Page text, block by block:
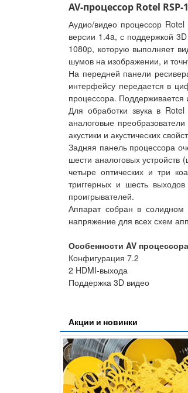
AV-процессор Rotel
Аудио/видео процессор
версии 1.4a, с поддержкой
1080p, которую выполняет
шумов на изображении, и
На передней панели
интерфейсу передается в
процессора.
Для обработки звука в
аналоговые
акустики и акустических
Задняя панель процессора
шести аналоговых
четыре оптических и три
триггерных и шесть
проигрывателей.
Аппарат собран в
напряжение для всех схем
Особенности AV
Конфигурация 7.2
2 HDMI-выхода
Поддержка 3D видео
Акции и новинки